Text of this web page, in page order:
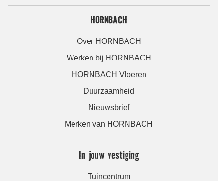
HORNBACH
Over HORNBACH
Werken bij HORNBACH
HORNBACH Vloeren
Duurzaamheid
Nieuwsbrief
Merken van HORNBACH
In jouw vestiging
Tuincentrum